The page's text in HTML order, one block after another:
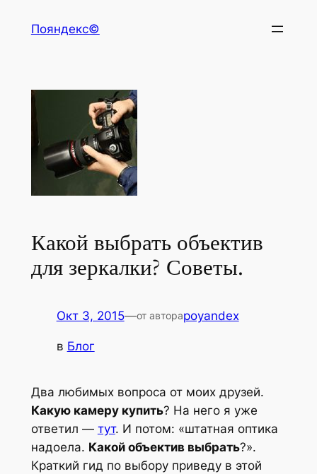
Пояндекс©
Какой выбрать объектив
для зеркалки? Советы.
Окт 3, 2015—от автораpoyandex
в Блог
Два любимых вопроса от моих друзей.
Какую камеру купить? На него я уже
ответил — тут. И потом: «штатная оптика
надоела. Какой объектив выбрать?».
Краткий гид по выбору приведу в этой